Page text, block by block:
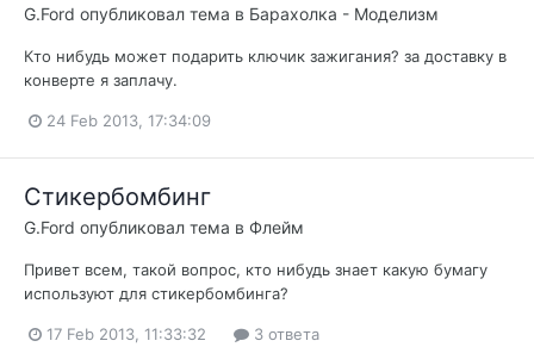
G.Ford опубликовал тема в Барахолка - Моделизм
Кто нибудь может подарить ключик зажигания? за доставку в
конверте я заплачу.
24 Feb 2013, 17:34:09
Стикербомбинг
G.Ford опубликовал тема в Флейм
Привет всем, такой вопрос, кто нибудь знает какую бумагу
используют для стикербомбинга?
17 Feb 2013, 11:33:32 3 ответа